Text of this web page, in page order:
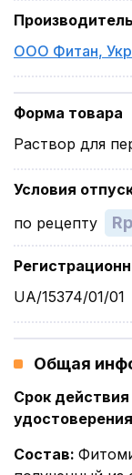
Производитель
ООО Фитан,
Форма товара
Раствор для
Условия
по рецепту
Rp
UA/15374/01/01
Общая
Срок
удостоверения
Состав: